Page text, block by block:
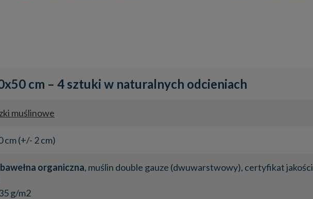
cm – 4 sztuki w naturalnych odcieniach
muślinowe
cm (+/- 2 cm)
organiczna, muślin double gauze (dwuwarstwowy), certyfikat jakości
g/m2